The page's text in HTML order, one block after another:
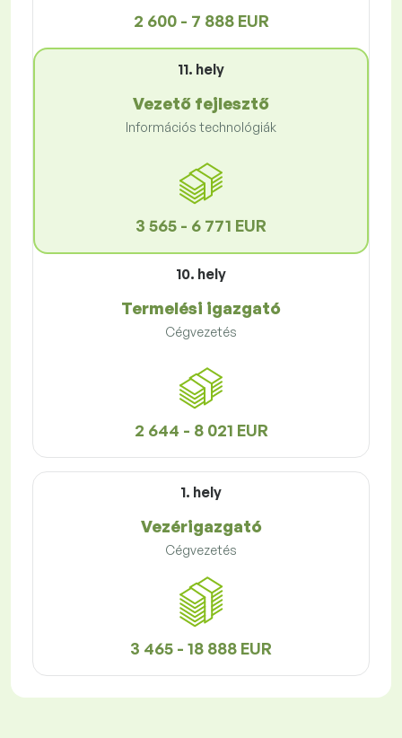
2 600 - 7 888 EUR
11. hely
Vezető fejlesztő
Információs technológiák
3 565 - 6 771 EUR
10. hely
Termelési igazgató
Cégvezetés
2 644 - 8 021 EUR
1. hely
Vezérigazgató
Cégvezetés
3 465 - 18 888 EUR